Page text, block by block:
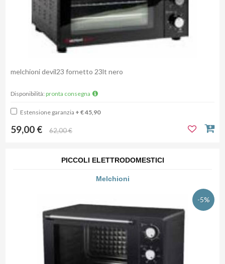
melchioni devil23 fornetto 23lt nero
Disponibilità: pronta consegna
Estensione garanzia + € 45,90
59,00 € 62,00 €
PICCOLI ELETTRODOMESTICI
Melchioni
-5%